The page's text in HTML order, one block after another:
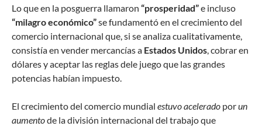
Lo que en la posguerra llamaron “prosperidad”e incluso
“milagro económico”se fundamentó en el crecimiento del
comercio internacional que, si se analiza cualitativamente,
consistía en vender mercancías a Estados Unidos, cobrar en
dólares y aceptar las reglas dele juego que las grandes
potencias habían impuesto.
El crecimiento del comercio mundial estuvo acelerado porun
aumentode la división internacional del trabajo que